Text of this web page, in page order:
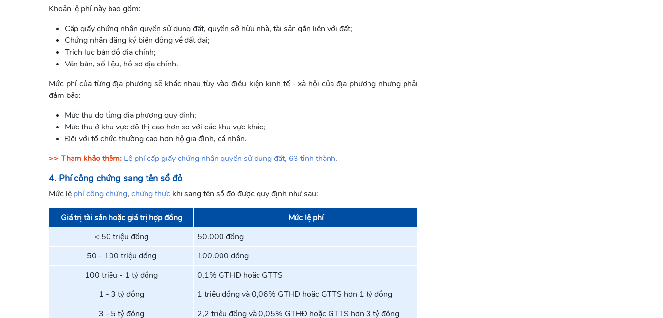
Khoản lệ phí này bao gồm:
Cấp giấy chứng nhận quyền sử dụng đất, quyền sở hữu nhà, tài sản gắn liền với đất;
Chứng nhận đăng ký biến động về đất đai;
Trích lục bản đồ địa chính;
Văn bản, số liệu, hồ sơ địa chính.
Mức phí của từng địa phương sẽ khác nhau tùy vào điều kiện kinh tế - xã hội của địa phương nhưng phải
đảm bảo:
Mức thu do từng địa phương quy định;
Mức thu ở khu vực đô thị cao hơn so với các khu vực khác;
Đối với tổ chức thường cao hơn hộ gia đình, cá nhân.
>> Tham khảo thêm: Lệ phí cấp giấy chứng nhận quyền sử dụng đất, 63 tỉnh thành.
4. Phí công chứng sang tên sổ đỏ
Mức lệ phí công chứng, chứng thực khi sang tên sổ đỏ được quy định như sau:
Giá trị tài sản hoặc giá trị hợp đồng
Mức lệ phí
< 50 triệu đồng
50.000 đồng
50 - 100 triệu đồng
100.000 đồng
100 triệu - 1 tỷ đồng
0,1% GTHĐ hoặc GTTS
1 - 3 tỷ đồng
1 triệu đồng và 0,06% GTHĐ hoặc GTTS hơn 1 tỷ đồng
3 - 5 tỷ đồng
2,2 triệu đồng và 0,05% GTHĐ hoặc GTTS hơn 3 tỷ đồng